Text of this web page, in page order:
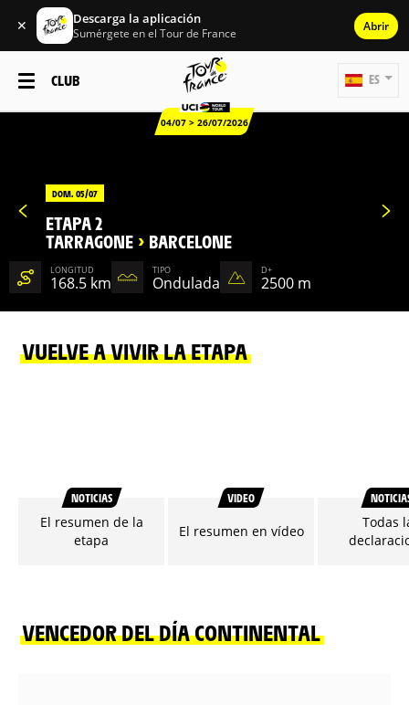
✕ Descarga la aplicación
Sumérgete en el Tour de France Abrir
CLUB
04/07 > 26/07/2026
ES
DOM. 05/07
ETAPA 2
TARRAGONE > BARCELONE
LONGITUD
168.5 km
TIPO
Ondulada
D+
2500 m
VUELVE A VIVIR LA ETAPA
NOTICIAS
El resumen de la
etapa
VIDEO
El resumen en vídeo
Todas
VENCEDOR DEL DÍA CONTINENTAL